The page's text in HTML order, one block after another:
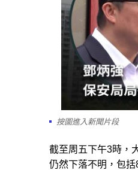
按圖進入新聞片段
截至周五下午3時，
仍然下落不明，包